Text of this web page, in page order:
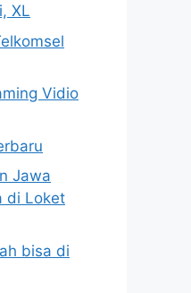
XL
Vidio
Jawa
di Loket
bisa di